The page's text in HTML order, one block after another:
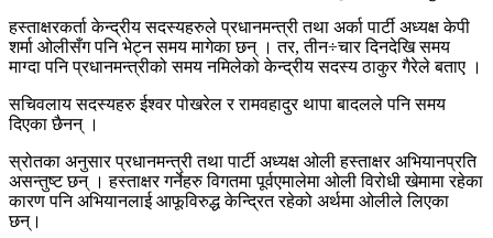
हस्ताक्षरकर्ता केन्द्रीय सदस्यहरुले प्रधानमन्त्री तथा अर्का पार्टी अध्यक्ष केपी
शर्मा ओलीसँग पनि भेट्न समय मागेका छन् । तर, तीन÷चार दिनदेखि समय
माग्दा पनि प्रधानमन्त्रीको समय नमिलेको केन्द्रीय सदस्य ठाकुर गैरेले बताए ।
सचिवलाय सदस्यहरु ईश्वर पोखरेल र रामवहादुर थापा बादलले पनि समय
दिएका छैनन् ।
स्रोतका अनुसार प्रधानमन्त्री तथा पार्टी अध्यक्ष ओली हस्ताक्षर अभियानप्रति
असन्तुष्ट छन् । हस्ताक्षर गर्नेहरु विगतमा पूर्वएमालेमा ओली विरोधी खेमामा रहेका
कारण पनि अभियानलाई आफूविरुद्ध केन्द्रित रहेको अर्थमा ओलीले लिएका
छन्।